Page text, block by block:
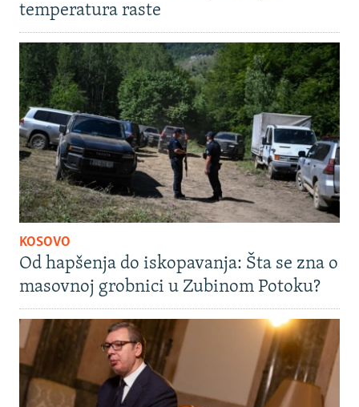
temperatura raste
KOSOVO
Od hapšenja do iskopavanja: Šta se zna o
masovnoj grobnici u Zubinom Potoku?